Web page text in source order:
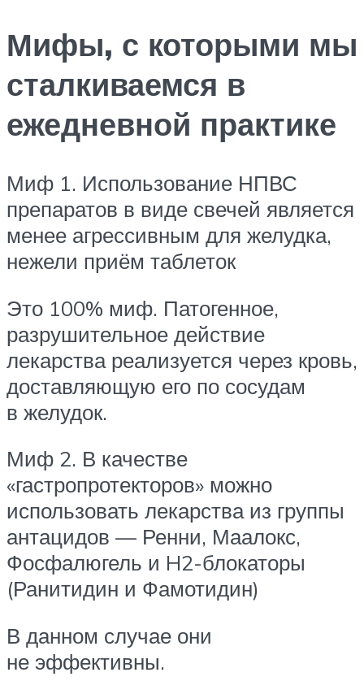
Мифы, с которыми мы
сталкиваемся в
ежедневной практике
Миф 1. Использование НПВС
препаратов в виде свечей является
менее агрессивным для желудка,
нежели приём таблеток
Это 100% миф. Патогенное,
разрушительное действие
лекарства реализуется через кровь,
доставляющую его по сосудам
в желудок.
Миф 2. В качестве
«гастропротекторов» можно
использовать лекарства из группы
антацидов — Ренни, Маалокс,
Фосфалюгель и H2-блокаторы
(Ранитидин и Фамотидин)
В данном случае они
не эффективны.